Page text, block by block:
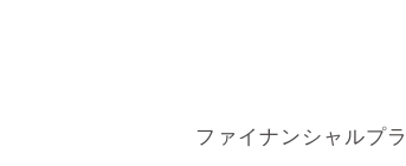
ファイナンシャルプ